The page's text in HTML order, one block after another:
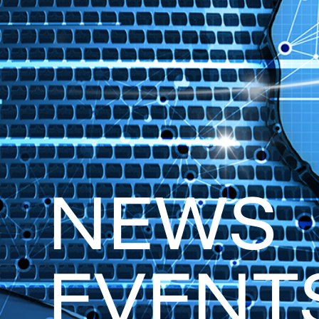
NEWS
EVENT